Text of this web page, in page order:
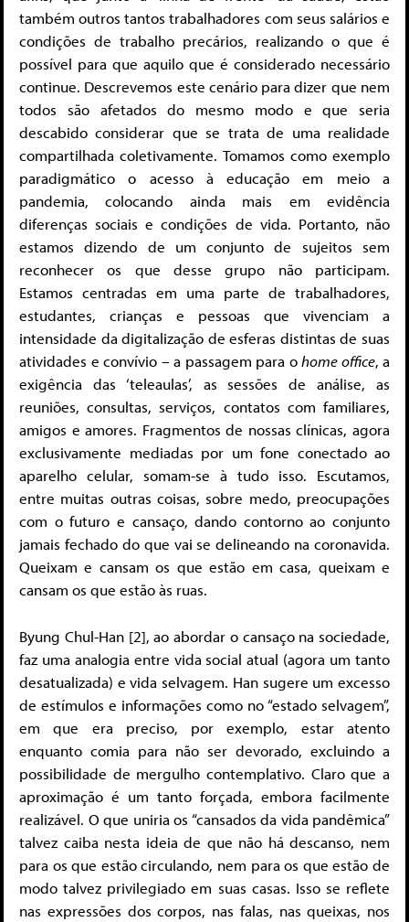
também outros tantos trabalhadores com seus salários e
condições de trabalho precários, realizando o que é
possível para que aquilo que é considerado necessário
continue. Descrevemos este cenário para dizer que nem
todos são afetados do mesmo modo e que seria
descabido considerar que se trata de uma realidade
compartilhada coletivamente. Tomamos como exemplo
paradigmático o acesso à educação em meio a
pandemia, colocando ainda mais em evidência
diferenças sociais e condições de vida. Portanto, não
estamos dizendo de um conjunto de sujeitos sem
reconhecer os que desse grupo não participam.
Estamos centradas em uma parte de trabalhadores,
estudantes, crianças e pessoas que vivenciam a
intensidade da digitalização de esferas distintas de suas
atividades e convívio – a passagem para ohome office, a
exigência das ‘teleaulas’, as sessões de análise, as
reuniões, consultas, serviços, contatos com familiares,
amigos e amores. Fragmentos de nossas clínicas, agora
exclusivamente mediadas por um fone conectado ao
aparelho celular, somam-se à tudo isso. Escutamos,
entre muitas outras coisas, sobre medo, preocupações
com o futuro e cansaço, dando contorno ao conjunto
jamais fechado do que vai se delineando na coronavida.
Queixam e cansam os que estão em casa, queixam e
cansam os que estão às ruas.
Byung Chul-Han [2], ao abordar o cansaço na sociedade,
faz uma analogia entre vida social atual (agora um tanto
desatualizada) e vida selvagem. Han sugere um excesso
de estímulos e informações como no “estado selvagem”,
em que era preciso, por exemplo, estar atento
enquanto comia para não ser devorado, excluindo a
possibilidade de mergulho contemplativo. Claro que a
aproximação é um tanto forçada, embora facilmente
realizável. O que uniria os “cansados da vida pandêmica”
talvez caiba nesta ideia de que não há descanso, nem
para os que estão circulando, nem para os que estão de
modo talvez privilegiado em suas casas. Isso se reflete
nas expressões dos corpos, nas falas, nas queixas, nos